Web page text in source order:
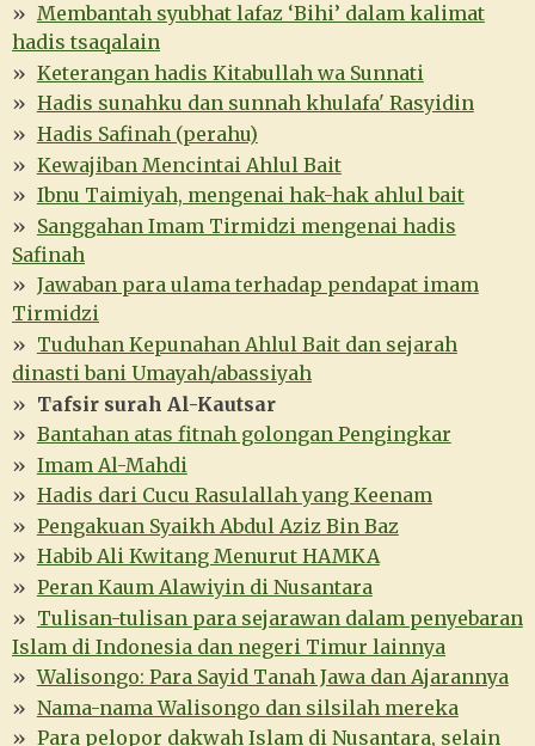
Membantah syubhat lafaz ‘Bihi’ dalam kalimat
hadis tsaqalain
Keterangan hadis Kitabullah wa Sunnati
Hadis sunahku dan sunnah khulafa' Rasyidin
Hadis Safinah (perahu)
Kewajiban Mencintai Ahlul Bait
Ibnu Taimiyah, mengenai hak-hak ahlul bait
Sanggahan Imam Tirmidzi mengenai hadis
Safinah
Jawaban para ulama terhadap pendapat imam
Tirmidzi
Tuduhan Kepunahan Ahlul Bait dan sejarah
dinasti bani Umayah/abassiyah
Tafsir surah Al-Kautsar
Bantahan atas fitnah golongan Pengingkar
Imam Al-Mahdi
Hadis dari Cucu Rasulallah yang Keenam
Pengakuan Syaikh Abdul Aziz Bin Baz
Habib Ali Kwitang Menurut HAMKA
Peran Kaum Alawiyin di Nusantara
Tulisan-tulisan para sejarawan dalam penyebaran
Islam di Indonesia dan negeri Timur lainnya
Walisongo: Para Sayid Tanah Jawa dan Ajarannya
Nama-nama Walisongo dan silsilah mereka
Para pelopor dakwah Islam di Nusantara, selain